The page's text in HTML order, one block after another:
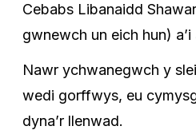
Cebabs Libanaidd
gwnewch un eich hun)
Nawr ychwanegwch y
wedi gorffwys, eu
dyna’r llenwad.